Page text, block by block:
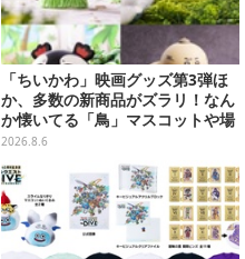
「ちいかわ」映画グッズ第3弾ほ
か、多数の新商品がズラリ！なん
か懐いてる「鳥」マスコットや場
面写アイテムなど必見のラインナ
ップ
2026.8.6